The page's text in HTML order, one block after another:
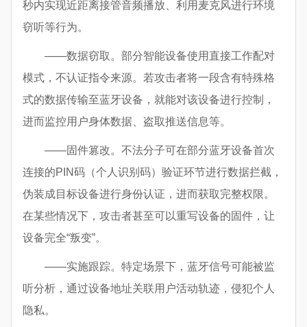
秒内实现近距离接管音频播放、利用麦克风进行环境
窃听等行为。
——数据窃取。部分智能设备使用直接工作配对
模式，不认证指令来源。若攻击者将一段含有特殊格
式的数据传输至蓝牙设备，就能对该设备进行控制，
进而监控用户身体数据、盗取推送信息等。
——固件篡改。不法分子可在部分蓝牙设备首次
连接的PIN码（个人识别码）验证环节进行数据拦截，
伪装成目标设备进行身份认证，进而获取完整权限。
在某些情况下，攻击者甚至可以重写设备的固件，让
设备完全“叛变”。
——实施跟踪。特定场景下，蓝牙信号可能被监
听分析，通过设备地址关联用户活动轨迹，侵犯个人
隐私。